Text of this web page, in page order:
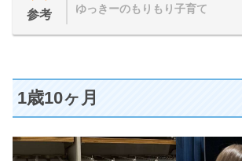
参考 ゆっきーのもりもり子育て
1歳10ヶ月